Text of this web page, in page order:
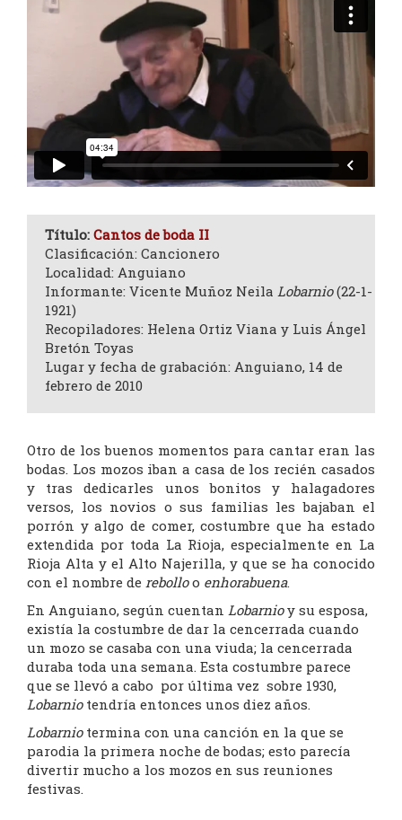
Título: Cantos de boda II
Clasificación: Cancionero
Localidad: Anguiano
Informante: Vicente Muñoz Neila Lobarnio(22-1-
1921)
Recopiladores: Helena Ortiz Viana y Luis Ángel
Bretón Toyas
Lugar y fecha de grabación: Anguiano, 14 de
febrero de 2010
Otro de los buenos momentos para cantar eran las
bodas. Los mozos iban a casa de los recién casados
y tras dedicarles unos bonitos y halagadores
versos, los novios o sus familias les bajaban el
porrón y algo de comer, costumbre que ha estado
extendida por toda La Rioja, especialmente en La
Rioja Alta y el Alto Najerilla, y que se ha conocido
con el nombre de rebolloo enhorabuena.
En Anguiano, según cuentan Lobarnioy su esposa,
existía la costumbre de dar la cencerrada cuando
un mozo se casaba con una viuda; la cencerrada
duraba toda una semana. Esta costumbre parece
que se llevó a cabo por última vez sobre 1930,
Lobarniotendría entonces unos diez años.
Lobarniotermina con una canción en la que se
parodia la primera noche de bodas; esto parecía
divertir mucho a los mozos en sus reuniones
festivas.